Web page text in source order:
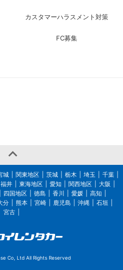
カスタマーハラスメント対策
FC募集

城 関東地区 茨城 栃木 埼玉
千葉
福井 東海地区 愛知 関西地区
大阪
四国地区 徳島 香川 愛媛
高知
分 熊本 宮崎 鹿児島 沖縄
石垣
宮古
Co, Ltd All Rights Reserved